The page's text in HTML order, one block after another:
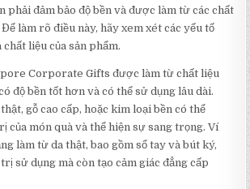
phải đảm bảo độ bền và được làm từ các chất
làm rõ điều này, hãy xem xét các yếu tố
liệu của sản phẩm.
Corporate Gifts được làm từ chất liệu
độ bền tốt hơn và có thể sử dụng lâu dài.
gỗ cao cấp, hoặc kim loại bền có thể
của món quà và thể hiện sự sang trọng. Ví
làm từ da thật, bao gồm sổ tay và bút ký,
sử dụng mà còn tạo cảm giác đẳng cấp